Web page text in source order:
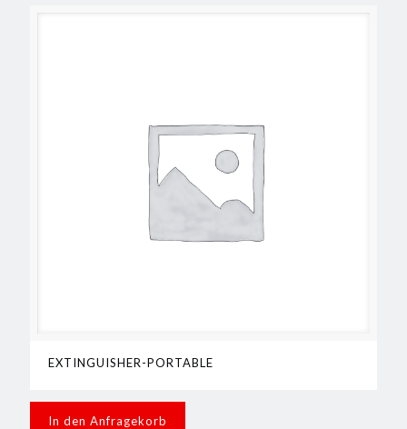
EXTINGUISHER-PORTABLE
In den Anfragekorb